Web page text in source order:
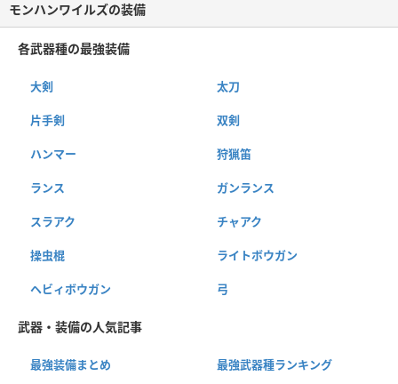
モンハンワイルズの装備
各武器種の最強装備
大剣 太刀
片手剣 双剣
ハンマー 狩猟笛
ランス ガンランス
スラアク チャアク
操虫棍 ライトボウガン
ヘビィボウガン 弓
武器・装備の人気記事
最強装備まとめ 最強武器種ランキング